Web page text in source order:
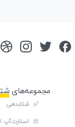
مجموعه‌های
شتابدهی
استارت‌آپ